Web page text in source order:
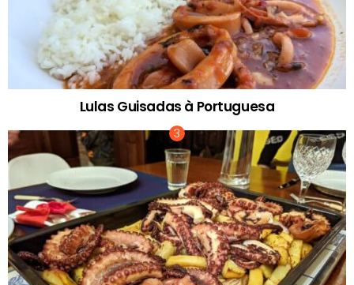
Lulas Guisadas à Portuguesa